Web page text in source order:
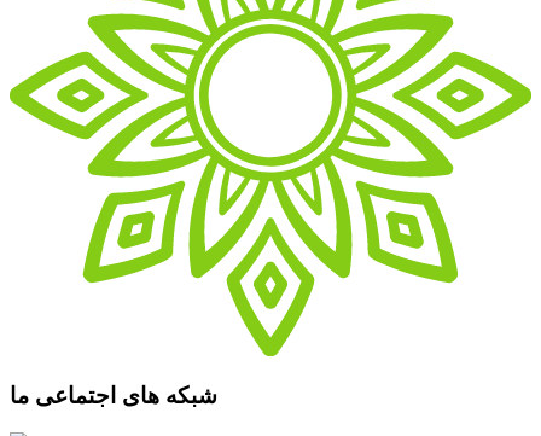
شبکه های اجتماعی ما